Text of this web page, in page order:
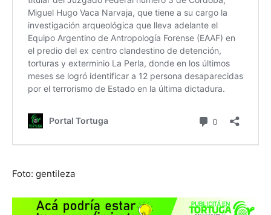
Foto: gentileza